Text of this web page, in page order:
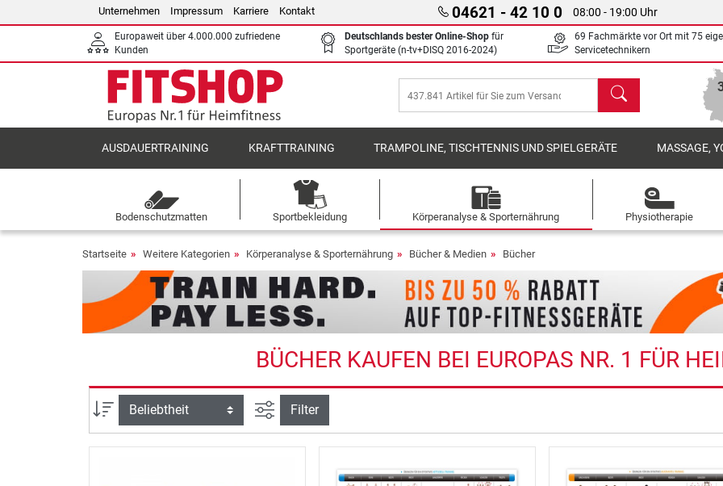
Unternehmen Impressum Karriere Kontakt 04621 - 42 10 0 08:00 - 19:00 Uhr
Europaweit über 4.000.000 zufriedene
Kunden
Deutschlands bester Online-Shop für
Sportgeräte (n-tv+DISQ 2016-2024)
69 Fachmärkte vor Ort mit 75
Servicetechnikern
Suchen
AUSDAUERTRAINING KRAFTTRAINING TRAMPOLINE, TISCHTENNIS UND SPIELGERÄTE MASSAGE,
Bodenschutzmatten Sportbekleidung Körperanalyse & Sporternährung Physiotherapie
Startseite Weitere Kategorien Körperanalyse & Sporternährung Bücher & Medien Bücher
BÜCHER KAUFEN BEI EUROPAS NR. 1 FÜR
Sortierung Ansicht filtern
Filter